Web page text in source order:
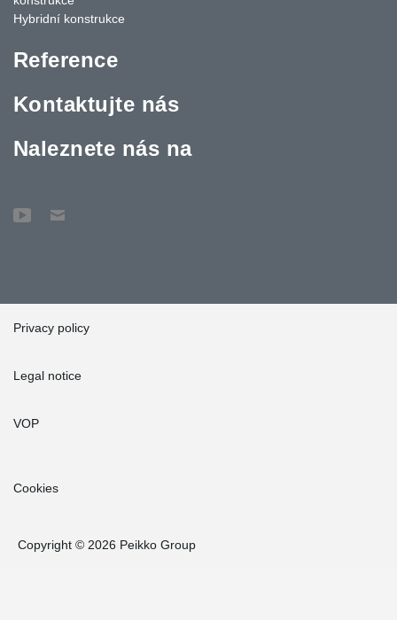
Hybridní konstrukce
Reference
Kontaktujte nás
Naleznete nás na
Privacy policy
Legal notice
VOP
Cookies
Copyright © 2026 Peikko Group